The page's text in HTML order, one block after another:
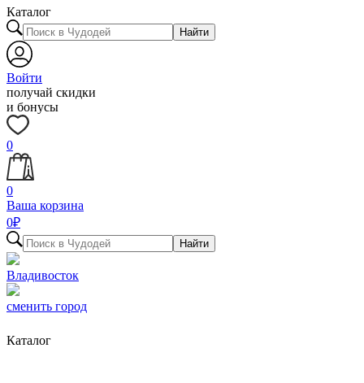
Каталог
Найти
Войти
получай скидки
и бонусы
0
0
Ваша корзина
0₽
Найти
Владивосток
сменить город
Каталог